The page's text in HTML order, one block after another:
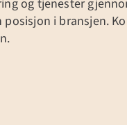
og tjenester
i bransjen.